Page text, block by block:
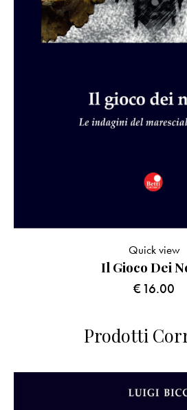
Il Gioco Dei
€16.00
Quick view
Prodotti